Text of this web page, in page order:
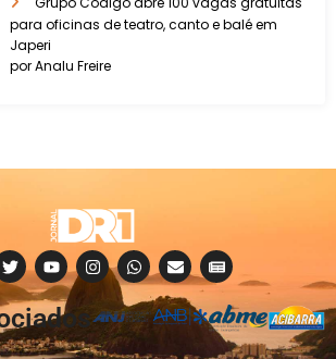
para oficinas de teatro, canto e balé em
Japeri
por Analu Freire